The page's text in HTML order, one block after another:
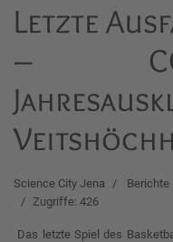
Letzte
–
Science City Jena Berichte
Zugriffe: 426
Das letzte Spiel des